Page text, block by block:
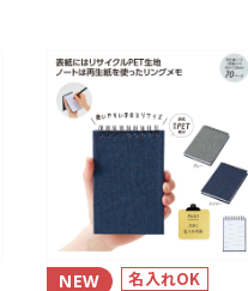
NEW 名入れOK